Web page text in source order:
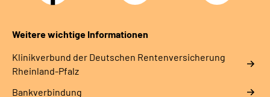
Nachwuchskräfte
Weitere wichtige Informationen
Klinikverbund der Deutschen Rentenversicherung
Rheinland-Pfalz
Bankverbindung